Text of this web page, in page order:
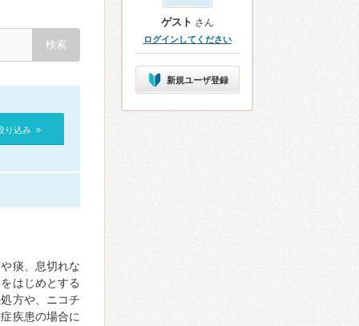
り込み »
痰、息切れな
はじめとする
方や、ニコチ
疾患の場合に
ゲスト さん
ログインしてください
新規ユーザ登録